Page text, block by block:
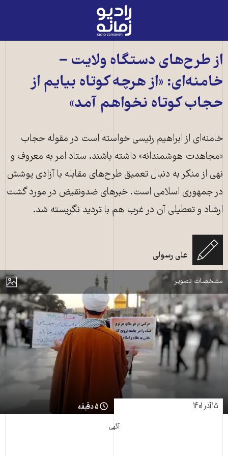
رادیو
زمانه
اصلی
از طر‌ح‌های دستگاه ولایت −
خامنه‌ای: «از هرچه کوتاه بیایم از
حجاب کوتاه نخواهم آمد»
خامنه‌ای از ابراهیم رئیسی خواسته است در مقوله حجاب
«مجاهدت هوشمندانه» داشته باشند. ستاد امر به معروف و
نهی از منکر به دنبال تعمیق طرح‌های مقابله با آزادی پوشش
در جمهوری اسلامی است. خبرهای ضدونقیض در مورد گشت
ارشاد و تعطیلی آن در غرب هم با تردید نگریسته شد.
علی رسولی
نمایش
مشخصات تصویر
یک آخوند در قم در حال تبلیغ حجاب
۱۵ آذر ۱۴۰۱ ۵ دقیقه
آگهی